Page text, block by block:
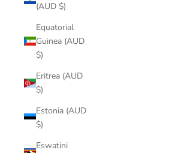
(AUD $)
Equatorial
Guinea (AUD
$)
Eritrea (AUD
$)
Estonia (AUD
$)
Eswatini